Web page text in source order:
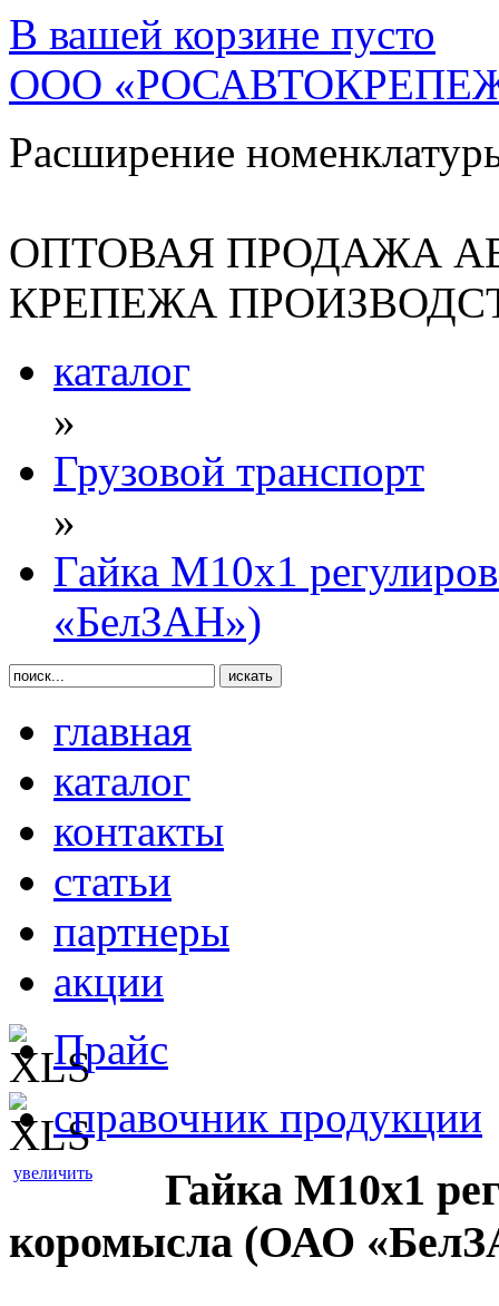
В вашей корзине пусто
ООО
Расширение
ОПТОВАЯ ПРОДАЖА
КРЕПЕЖА
каталог
»
Грузовой транспорт
»
Гайка М10х1
«БелЗАН»)
главная
каталог
контакты
статьи
партнеры
акции
Прайс
справочник продукции
увеличить
Гайка М10х1
коромысла (ОАО